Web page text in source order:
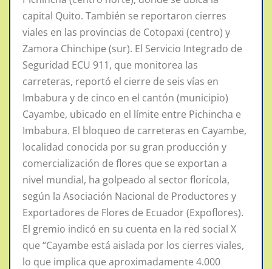
capital Quito. También se reportaron cierres
viales en las provincias de Cotopaxi (centro) y
Zamora Chinchipe (sur). El Servicio Integrado de
Seguridad ECU 911, que monitorea las
carreteras, reportó el cierre de seis vías en
Imbabura y de cinco en el cantón (municipio)
Cayambe, ubicado en el límite entre Pichincha e
Imbabura. El bloqueo de carreteras en Cayambe,
localidad conocida por su gran producción y
comercialización de flores que se exportan a
nivel mundial, ha golpeado al sector florícola,
según la Asociación Nacional de Productores y
Exportadores de Flores de Ecuador (Expoflores).
El gremio indicó en su cuenta en la red social X
que “Cayambe está aislada por los cierres viales,
lo que implica que aproximadamente 4.000